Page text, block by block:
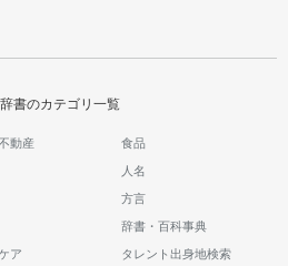
書のカテゴリ一覧
動産 食品
人名
方言
辞書・百科事典
ア タレント出身地検索